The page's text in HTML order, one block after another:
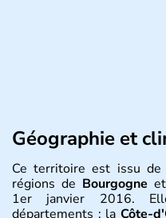
Géographie et
Ce territoire est issu de
régions de Bourgogne
1er janvier 2016.
départements : la Côte-